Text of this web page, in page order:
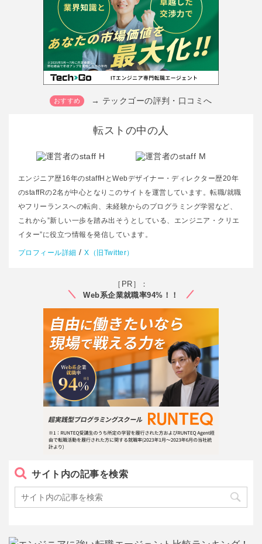
→ テックゴーの評判・口コミへ
転ストの中の人
エンジニア歴16年のstaffHとWebデザイナー・ディレクター歴20年
のstaffRの2名が中心となりこのサイトを運営しています。転職/就職
やフリーランスへの転向、未経験からのプログラミング学習など、
これから”新しい一歩を踏み出そうとしている、エンジニア・クリエ
イター”に役立つ情報を発信しています。
プロフィール詳細 /X（旧Twitter）
［PR］：
Web系企業就職率94%！！
サイト内の記事を検索